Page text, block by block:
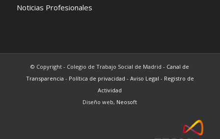
Noticias Profesionales
© Copyright - Colegio de Trabajo Social de Madrid - Canal de
Transparencia - Política de privacidad - Aviso Legal - Registro de
Actividad
Diseño web, Neosoft